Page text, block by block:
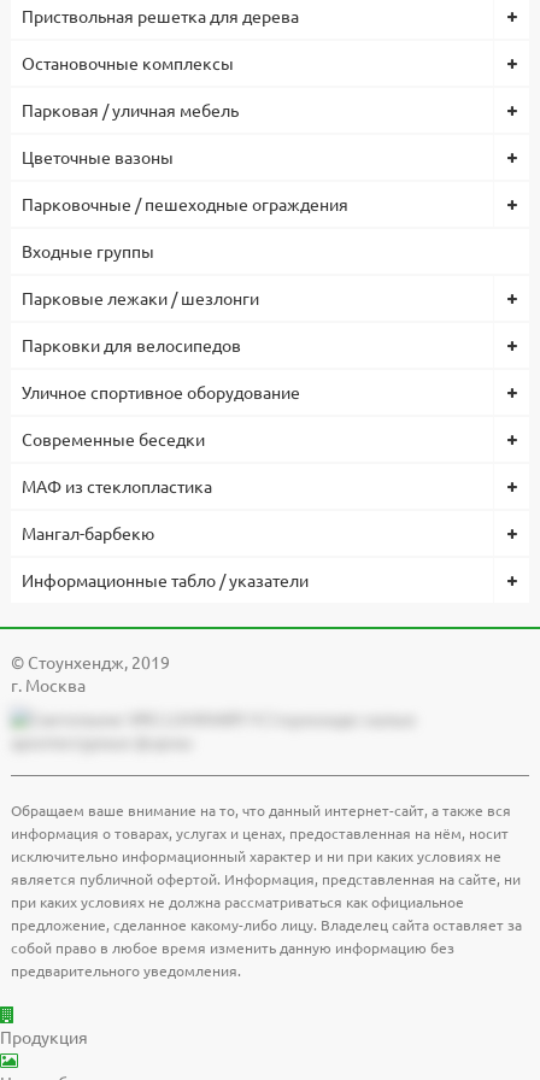
>80
120
от -40 до +40
100 000 ч
2 года
Стальной горячеоцинкованный корпус с порошковой
Цветовая температура, К
3000/4000/5000
Приствольная решетка для дерева
Остановочные комплексы
Парковая / уличная мебель
Цветочные вазоны
Парковочные / пешеходные ограждения
Входные группы
Парковые лежаки / шезлонги
Парковки для велосипедов
Уличное спортивное оборудование
Современные беседки
МАФ из стеклопластика
Мангал-барбекю
Информационные табло / указатели
© Cтоунхендж, 2019
г. Москва
Обращаем ваше внимание на то, что данный интернет-сайт, а также вся
информация о товарах, услугах и ценах, предоставленная на нём, носит
исключительно информационный характер и ни при каких условиях не
является публичной офертой. Информация, представленная на сайте, ни
при каких условиях не должна рассматриваться как официальное
предложение, сделанное какому-либо лицу. Владелец сайта оставляет за
собой право в любое время изменить данную информацию без
предварительного уведомления.
Продукция